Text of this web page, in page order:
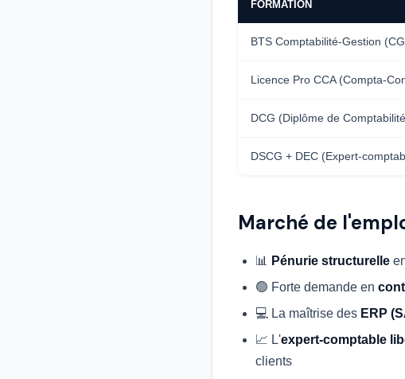
FORMATION
BTS Comptabilité-Gestion
Licence Pro CCA (Compta-
DCG (Diplôme de
DSCG + DEC (Expert-
Marché de
📊 Pénurie structurelle
🟢 Forte demande en
💻 La maîtrise des ERP
📈 L'expert-comptable
clients